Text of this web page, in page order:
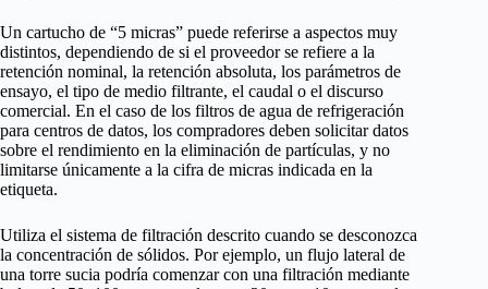
Un cartucho de “5 micras” puede referirse a aspectos muy
distintos, dependiendo de si el proveedor se refiere a la
retención nominal, la retención absoluta, los parámetros de
ensayo, el tipo de medio filtrante, el caudal o el discurso
comercial. En el caso de los filtros de agua de refrigeración
para centros de datos, los compradores deben solicitar datos
sobre el rendimiento en la eliminación de partículas, y no
limitarse únicamente a la cifra de micras indicada en la
etiqueta.
Utiliza el sistema de filtración descrito cuando se desconozca
la concentración de sólidos. Por ejemplo, un flujo lateral de
una torre sucia podría comenzar con una filtración mediante